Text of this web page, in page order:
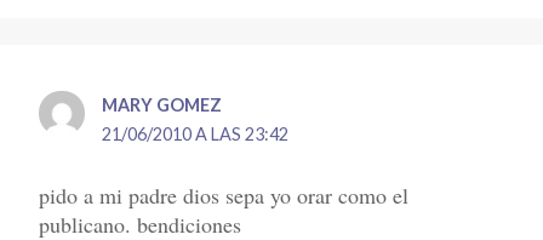
MARY GOMEZ
21/06/2010 A LAS 23:42
pido a mi padre dios sepa yo orar como el
publicano. bendiciones